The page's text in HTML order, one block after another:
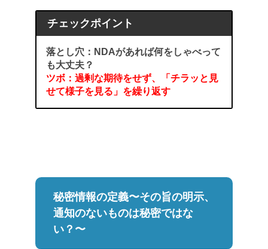
チェックポイント
落とし穴：NDAがあれば何をしゃべって
も大丈夫？
ツボ：過剰な期待をせず、「チラッと見
せて様子を見る」を繰り返す
秘密情報の定義〜その旨の明示、
通知のないものは秘密ではな
い？〜